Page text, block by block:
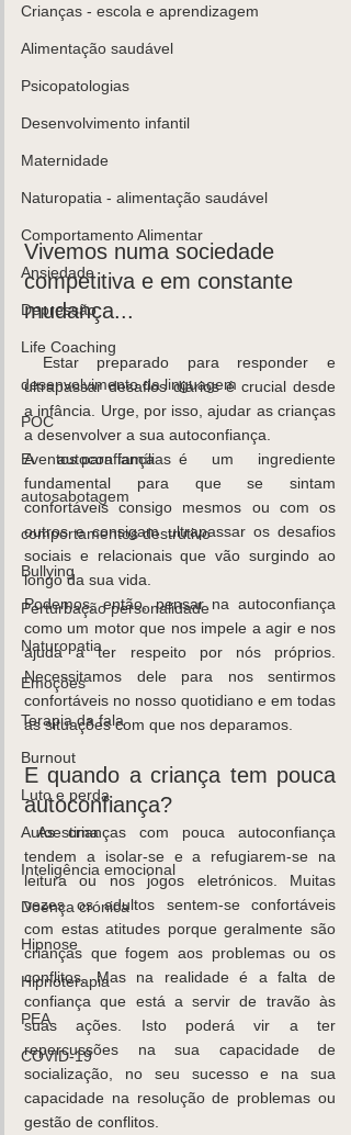
KidsCare
Marcar
Crianças - escola e aprendizagem
Alimentação saudável
Psicopatologias
Desenvolvimento infantil
Maternidade
Naturopatia - alimentação saudável
Comportamento Alimentar
Ansiedade
Depressão
Life Coaching
desenvolvimento da linguagem
POC
Eventos para famílias
autosabotagem
comportamentos destrutivo
Bullying
Perturbação personalidade
Naturopatia
Emoções
Terapia da fala
Burnout
Luto e perda
Autoestima
Inteligência emocional
Doença crónica
Hipnose
Hipnoterapia
PEA
COVID-19
Vivemos numa sociedade
competitiva e em constante
mudança...
ultrapassar desafios diários é crucial desde
a infância. Urge, por isso, ajudar as crianças
a desenvolver a sua autoconfiança.
A autoconfiança é um ingrediente
fundamental para que se sintam
confortáveis consigo mesmos ou com os
outros e consigam ultrapassar os desafios
sociais e relacionais que vão surgindo ao
longo da sua vida.
Podemos, então, pensar na autoconfiança
como um motor que nos impele a agir e nos
ajuda a ter respeito por nós próprios.
Necessitamos dele para nos sentirmos
confortáveis no nosso quotidiano e em todas
as situações com que nos deparamos.
E quando a criança tem pouca
autoconfiança?
As crianças com pouca autoconfiança
tendem a isolar-se e a refugiarem-se na
leitura ou nos jogos eletrónicos. Muitas
vezes os adultos sentem-se confortáveis
com estas atitudes porque geralmente são
crianças que fogem aos problemas ou os
conflitos. Mas na realidade é a falta de
confiança que está a servir de travão às
suas ações. Isto poderá vir a ter
repercussões na sua capacidade de
socialização, no seu sucesso e na sua
capacidade na resolução de problemas ou
gestão de conflitos.